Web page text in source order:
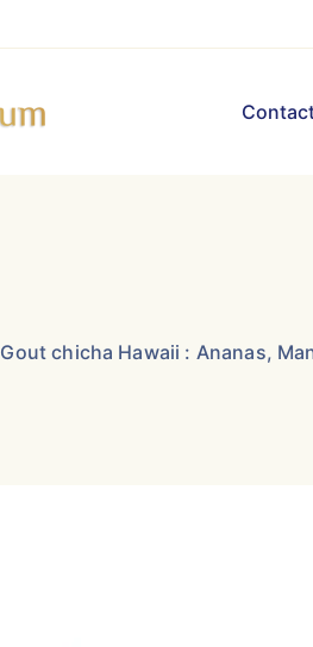
Gout chicha Hawaii : Ananas,